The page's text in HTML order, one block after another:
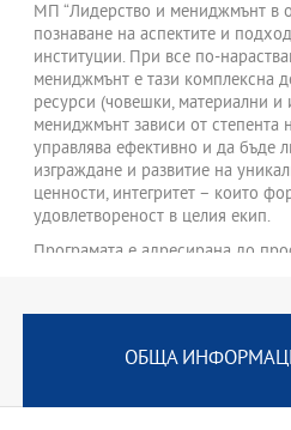
МП “Лидерство и мениджмънт в
познаване на аспектите и
институции. При все по-
мениджмънт е тази комплексна
ресурси (човешки, материални и
мениджмънт зависи от степента
управлява ефективно и да бъде
изграждане и развитие на
ценности, интегритет – които
удовлетвореност в целия екип.
Програмата е адресирана до
и от практическа гледна точка,
администрация, управление,
ОБЩА